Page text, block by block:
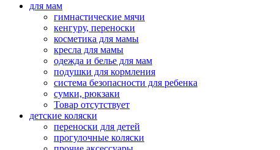
для мам
гимнастические мячи
кенгуру, переноски
косметика для мамы
кресла для мамы
одежда и белье для мам
подушки для кормления
система безопасности для ребенка
сумки, рюкзаки
Товар отсутствует
детские коляски
переноски для детей
прогулочные коляски